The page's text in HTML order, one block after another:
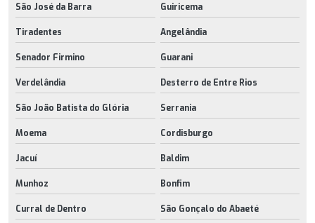
São José da Barra Guiricema
Tiradentes Angelândia
Senador Firmino Guarani
Verdelândia Desterro de Entre Rios
São João Batista do Glória Serrania
Moema Cordisburgo
Jacuí Baldim
Munhoz Bonfim
Curral de Dentro São Gonçalo do Abaeté